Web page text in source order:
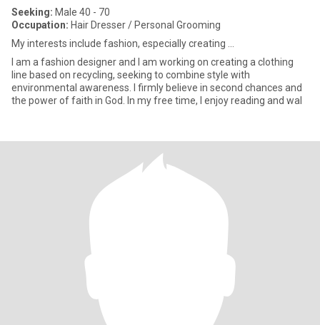
Seeking: Male 40 - 70
Occupation: Hair Dresser / Personal Grooming
My interests include fashion, especially creating ...
I am a fashion designer and I am working on creating a clothing
line based on recycling, seeking to combine style with
environmental awareness. I firmly believe in second chances and
the power of faith in God. In my free time, I enjoy reading and wal